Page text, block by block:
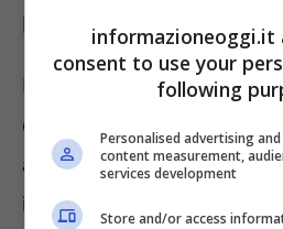
PagoPa
Hanno preso dunque il via
organizzate da PagoPa e
all’assunzione di nuovi
inserire nel proprio team
informazioneoggi.it
consent to use your
following
Personalised advertising
content measurement,
services development
Store and/or access